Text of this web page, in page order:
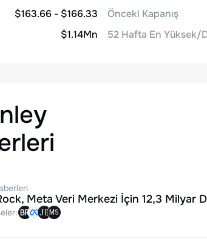
$163.66 - $166.33
$1.14Mn
Önceki Kapanış
52 Hafta En Yüksek/
Meta Veri Merkezi İçin 12,3 Milyar